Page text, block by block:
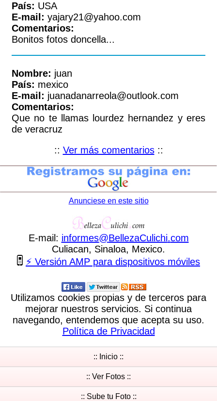
País: USA
E-mail: yajary21@yahoo.com
Comentarios:
Bonitos fotos doncella...
Nombre: juan
País: mexico
E-mail: juanadanarreola@outlook.com
Comentarios:
Que no te llamas lourdez hernandez y eres
de veracruz
:: Ver más comentarios::
Anunciese en este sitio
E-mail: informes@BellezaCulichi.com
Culiacan, Sinaloa, Mexico.
⚡ Versión AMP para dispositivos móviles
Utilizamos cookies propias y de terceros para
mejorar nuestros servicios. Si continua
navegando, entendemos que acepta su uso.
Política de Privacidad
:: Inicio ::
:: Ver Fotos ::
:: Sube tu Foto ::